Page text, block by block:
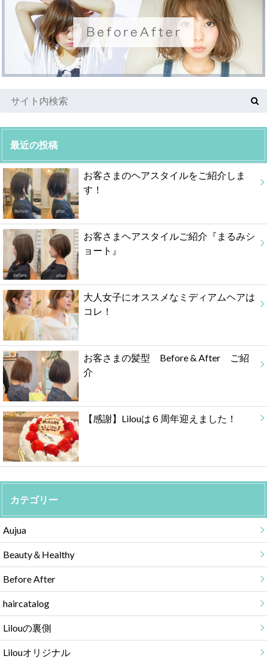
最近の投稿
お客さまのヘアスタイルをご紹介しま
す！
お客さまヘアスタイルご紹介『まるみシ
ョート』
大人女子にオススメなミディアムヘアは
コレ！
お客さまの髪型 Before & After ご紹
介
【感謝】Lilouは６周年迎えました！
カテゴリー
Aujua
Beauty＆Healthy
Before After
haircatalog
Lilouの裏側
Lilouオリジナル